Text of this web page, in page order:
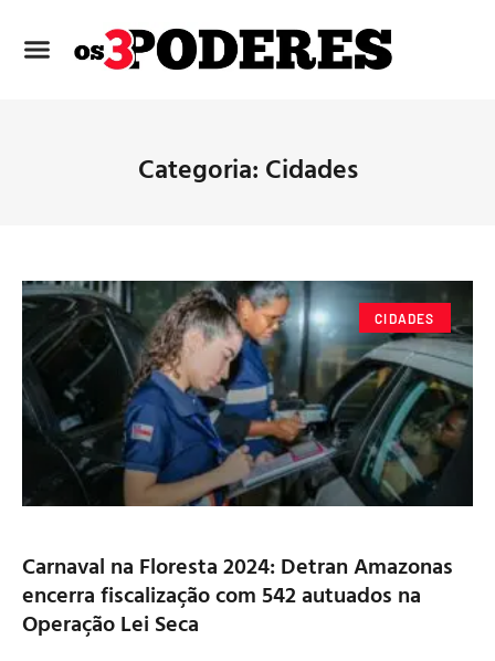
Categoria: Cidades
CIDADES
Carnaval na Floresta 2024: Detran Amazonas
encerra fiscalização com 542 autuados na
Operação Lei Seca